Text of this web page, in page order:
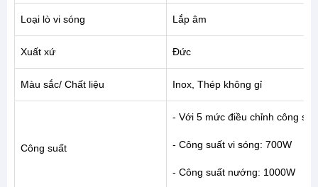
Loại lò vi sóng Lắp âm
Xuất xứ Đức
Màu sắc/ Chất liệu Inox, Thép không gỉ
Công suất
- Với 5 mức điều chỉnh công
- Công suất vi sóng: 700W
- Công suất nướng: 1000W